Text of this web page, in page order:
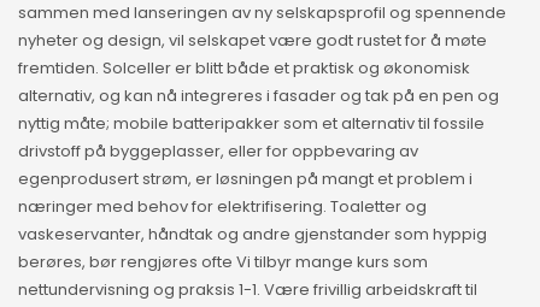
sammen med lanseringen av ny selskapsprofil og spennende
nyheter og design, vil selskapet være godt rustet for å møte
fremtiden. Solceller er blitt både et praktisk og økonomisk
alternativ, og kan nå integreres i fasader og tak på en pen og
nyttig måte; mobile batteripakker som et alternativ til fossile
drivstoff på byggeplasser, eller for oppbevaring av
egenprodusert strøm, er løsningen på mangt et problem i
næringer med behov for elektrifisering. Toaletter og
vaskeservanter, håndtak og andre gjenstander som hyppig
berøres, bør rengjøres ofte Vi tilbyr mange kurs som
nettundervisning og praksis 1-1. Være frivillig arbeidskraft til